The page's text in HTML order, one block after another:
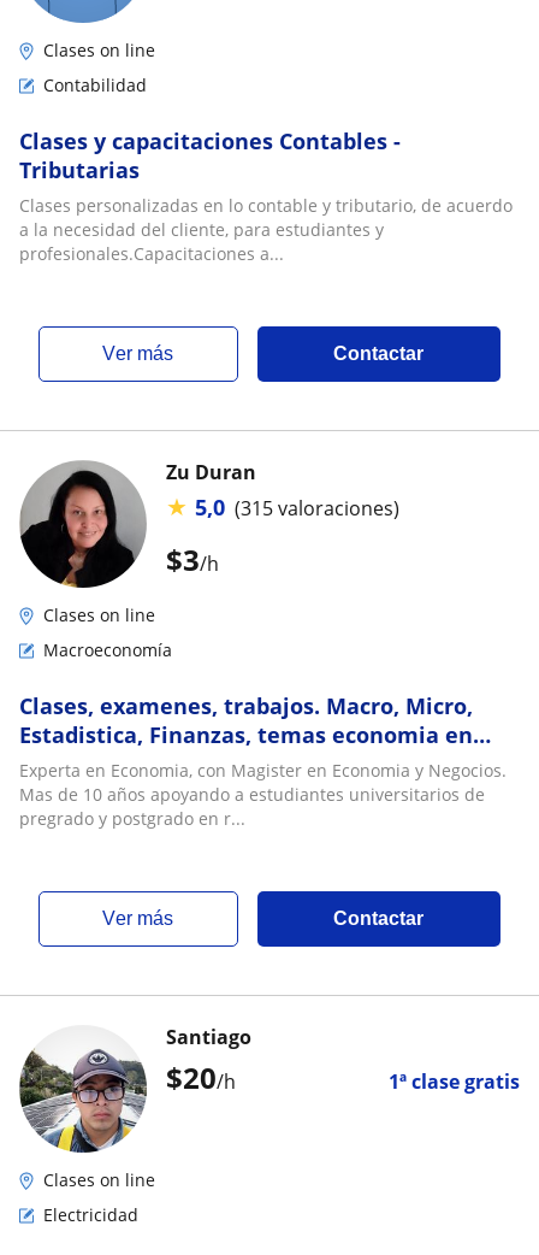
Clases on line
Contabilidad
Clases y capacitaciones Contables -
Tributarias
Clases personalizadas en lo contable y tributario, de acuerdo
a la necesidad del cliente, para estudiantes y
profesionales.Capacitaciones a...
ver más Contactar
$3/h
Zu Duran
★ 5,0 (315 valoraciones)
Clases on line
Macroeconomía
Clases, examenes, trabajos. Macro, Micro,
Estadistica, Finanzas, temas economia en
general
Experta en Economia, con Magister en Economia y Negocios.
Mas de 10 años apoyando a estudiantes universitarios de
pregrado y postgrado en r...
ver más Contactar
$20/h 1ª clase gratis
Santiago
Clases on line
Electricidad